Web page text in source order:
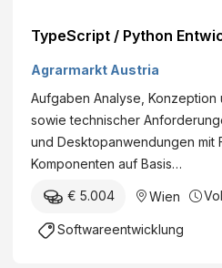
TypeScript / Python
Agrarmarkt Austria
Aufgaben Analyse,
sowie technischer
und Desktopanwendungen mit
Komponenten auf Basis…
€ 5.004 Wien
Softwareentwicklung